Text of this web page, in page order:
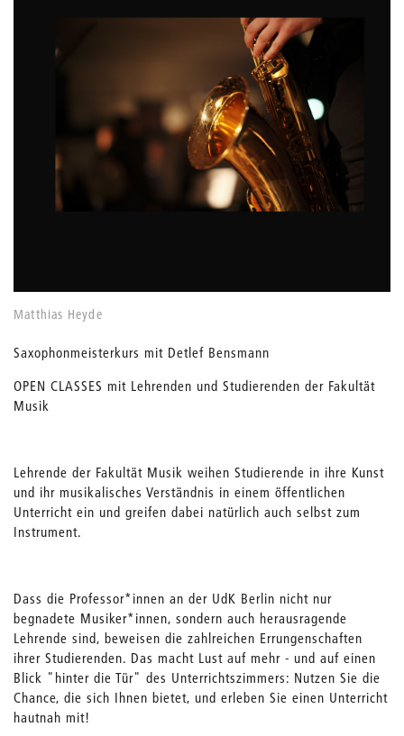
Matthias Heyde
Saxophonmeisterkurs mit Detlef Bensmann
OPEN CLASSES mit Lehrenden und Studierenden der Fakultät
Musik
Lehrende der Fakultät Musik weihen Studierende in ihre Kunst
und ihr musikalisches Verständnis in einem öffentlichen
Unterricht ein und greifen dabei natürlich auch selbst zum
Instrument.
Dass die Professor*innen an der UdK Berlin nicht nur
begnadete Musiker*innen, sondern auch herausragende
Lehrende sind, beweisen die zahlreichen Errungenschaften
ihrer Studierenden. Das macht Lust auf mehr - und auf einen
Blick "hinter die Tür" des Unterrichtszimmers: Nutzen Sie die
Chance, die sich Ihnen bietet, und erleben Sie einen Unterricht
hautnah mit!